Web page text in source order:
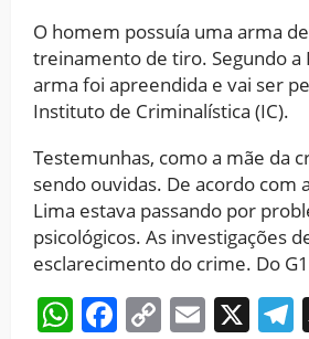
O homem possuía uma arma
treinamento de tiro. Segundo a
arma foi apreendida e vai ser
Instituto de Criminalística (IC).
Testemunhas, como a mãe da
sendo ouvidas. De acordo com
Lima estava passando por
psicológicos. As investigações
esclarecimento do crime. Do
WhatsApp
Facebook
CopyEmail
X